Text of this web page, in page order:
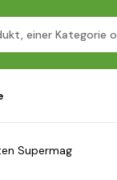
Supermag